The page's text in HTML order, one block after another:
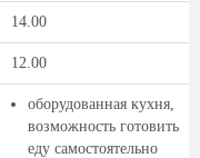
14.00
12.00
оборудованная кухня,
возможность готовить
еду самостоятельно